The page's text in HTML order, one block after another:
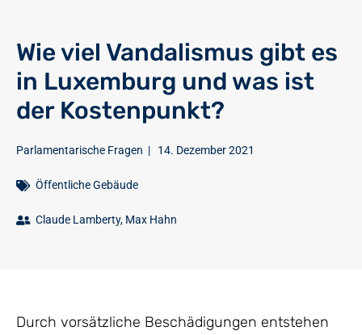
Wie viel Vandalismus gibt es
in Luxemburg und was ist
der Kostenpunkt?
Parlamentarische Fragen | 14. Dezember 2021
Öffentliche Gebäude
Claude Lamberty, Max Hahn
Durch vorsätzliche Beschädigungen entstehen